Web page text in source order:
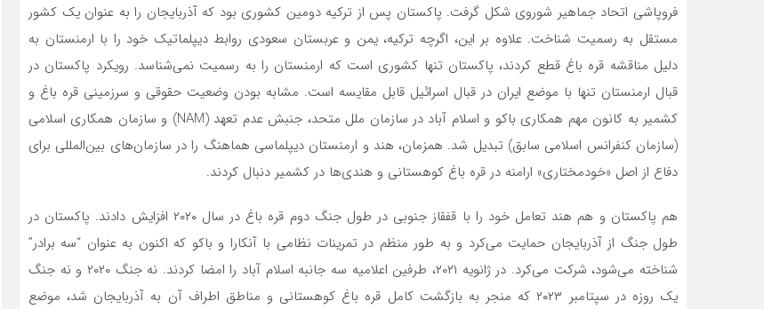
فروپاشی اتحاد جماهیر شوروی شکل گرفت. پاکستان پس از ترکیه دومین کشوری بود که آذربایجان را به عنوان یک کشور
مستقل به رسمیت شناخت. علاوه بر این، اگرچه ترکیه، یمن و عربستان سعودی روابط دیپلماتیک خود را با ارمنستان به
دلیل مناقشه قره باغ قطع کردند، پاکستان تنها کشوری است که ارمنستان را به رسمیت نمی‌شناسد. رویکرد پاکستان در
قبال ارمنستان تنها با موضع ایران در قبال اسرائیل قابل مقایسه است. مشابه بودن وضعیت حقوقی و سرزمینی قره باغ و
کشمیر به کانون مهم همکاری باکو و اسلام آباد در سازمان ملل متحد، جنبش عدم تعهد (NAM) و سازمان همکاری اسلامی
(سازمان کنفرانس اسلامی سابق) تبدیل شد. همزمان، هند و ارمنستان دیپلماسی هماهنگ را در سازمان‌های بین‌المللی برای
دفاع از اصل «خودمختاری» ارامنه در قره باغ کوهستانی و هندی‌ها در کشمیر دنبال کردند.
هم پاکستان و هم هند تعامل خود را با قفقاز جنوبی در طول جنگ دوم قره باغ در سال ۲۰۲۰ افزایش دادند. پاکستان در
طول جنگ از آذربایجان حمایت‌ می‌کرد و به طور منظم در تمرینات نظامی با آنکارا و باکو که اکنون به عنوان “سه برادر”
شناخته‌ می‌شود، شرکت‌ می‌کرد. در ژانویه ۲۰۲۱، طرفین اعلامیه سه جانبه اسلام آباد را امضا کردند. نه جنگ ۲۰۲۰ و نه جنگ
یک روزه در سپتامبر ۲۰۲۳ که منجر به بازگشت کامل قره باغ کوهستانی و مناطق اطراف آن به آذربایجان شد، موضع